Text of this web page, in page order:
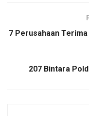
o
k
7 Perusahaan
207 Bintara